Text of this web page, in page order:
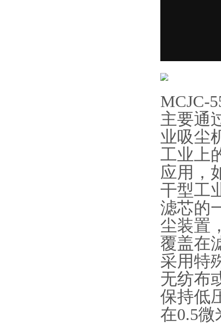
MCJC-
主要通
业吸尘
工业上
应用，
干型工
滤芯的
尘装置
覆盖在
采用特
无纺布
保持低
在0.5